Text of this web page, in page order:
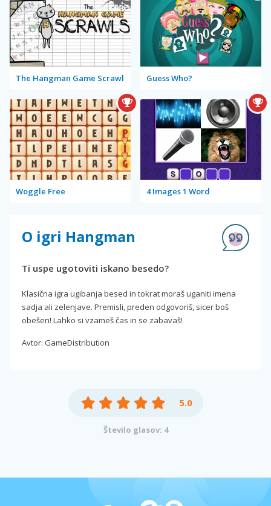
The Hangman Game Scrawl Guess Who?
Woggle Free 4 Images 1 Word
O igri Hangman
Ti uspe ugotoviti iskano besedo?
Klasična igra ugibanja besed in tokrat moraš uganiti imena
sadja ali zelenjave. Premisli, preden odgovoriš, sicer boš
obešen! Lahko si vzameš čas in se zabavaš!
Avtor: GameDistribution
5.0
Število glasov: 4